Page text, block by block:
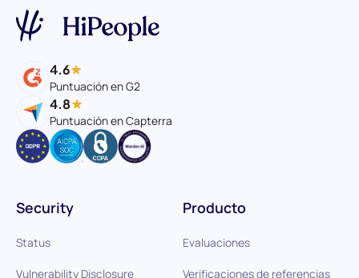
4.6
Puntuación en G2
4.8
Puntuación en Capterra
Producto
Evaluaciones
Verificaciones de referencias
Security
Status
Vulnerability Disclosure